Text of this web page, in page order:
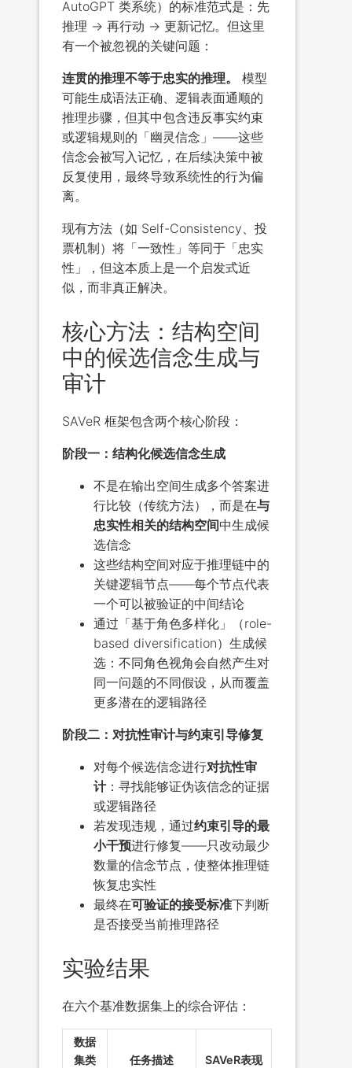
AutoGPT 类系统）的标准范式是：先
推理 → 再行动 → 更新记忆。但这里
有一个被忽视的关键问题：
连贯的推理不等于忠实的推理。
模型
可能生成语法正确、逻辑表面通顺的
推理步骤，但其中包含违反事实约束
或逻辑规则的「幽灵信念」——这些
信念会被写入记忆，在后续决策中被
反复使用，最终导致系统性的行为偏
离。
现有方法（如 Self-Consistency、投
票机制）将「一致性」等同于「忠实
性」，但这本质上是一个启发式近
似，而非真正解决。
核心方法：结构空间
中的候选信念生成与
审计
SAVeR 框架包含两个核心阶段：
阶段一：结构化候选信念生成
不是在输出空间生成多个答案进
行比较（传统方法），而是在与
忠实性相关的结构空间中生成候
选信念
这些结构空间对应于推理链中的
关键逻辑节点——每个节点代表
一个可以被验证的中间结论
通过「基于角色多样化」（role-
based diversification）生成候
选：不同角色视角会自然产生对
同一问题的不同假设，从而覆盖
更多潜在的逻辑路径
阶段二：对抗性审计与约束引导修复
对每个候选信念进行对抗性审
计：寻找能够证伪该信念的证据
或逻辑路径
若发现违规，通过约束引导的最
小干预进行修复——只改动最少
数量的信念节点，使整体推理链
恢复忠实性
最终在可验证的接受标准下判断
是否接受当前推理路径
实验结果
在六个基准数据集上的综合评估：
数据
集类
任务描述 SAVeR表现